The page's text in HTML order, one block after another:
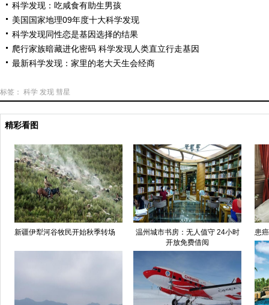
科学发现：吃咸食有助生男孩
美国国家地理09年度十大科学发现
科学发现同性恋是基因选择的结果
爬行家族暗藏进化密码 科学发现人类直立行走基因
最新科学发现：家里的老大天生会经商
标签： 科学 发现 彗星
精彩看图
新疆伊犁河谷牧民开始秋季转场
温州城市书房：无人值守 24小时
开放免费借阅
患